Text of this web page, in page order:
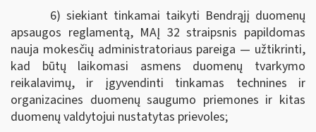
6) siekiant tinkamai taikyti Bendrąjį duomenų
apsaugos reglamentą, MAĮ 32 straipsnis papildomas
nauja mokesčių administratoriaus pareiga — užtikrinti,
kad būtų laikomasi asmens duomenų tvarkymo
reikalavimų, ir įgyvendinti tinkamas technines ir
organizacines duomenų saugumo priemones ir kitas
duomenų valdytojui nustatytas prievoles;